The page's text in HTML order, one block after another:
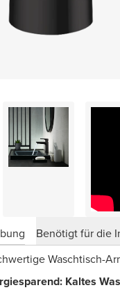
Benötigt für die
Waschtisch-
Kaltes